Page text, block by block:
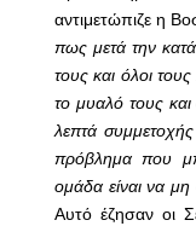
αντιμετώπιζε η
πως μετά την
τους και όλοι
το μυαλό τους
λεπτά
πρόβλημα που
ομάδα είναι να
Αυτό έζησαν οι